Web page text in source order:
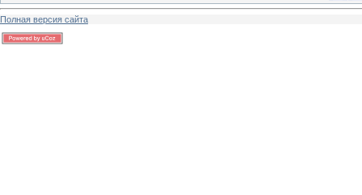
Полная версия сайта